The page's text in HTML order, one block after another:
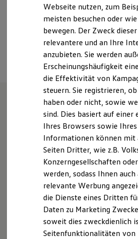
Laden
Laden unterwegs
Laden Zuhause
Ladestationen finden
Ladezeitensimulator
Batterie
Sicherheit
Garantie und
Nachhaltigkeit
Technologie
Kosten und Kauf
Verbrauchskosten
Kaufoptionen
E-Auto-Förderung
Software und Konnektivität
ID. Software
Digitale Extras
Schnittstellen zu
Hybridautos
Marke und Erlebnis
Volkswagen R und R
R-Modelle
Driving Experience
Volkswagen entdecken
Wie
Ihnen
Probefahrt vereinbaren
Webseite nutzen, zum
meisten besuchen oder
bewegen. Der Zweck
relevantere und an Ihre
anzubieten. Sie werden
Erscheinungshäufigkeit
die Effektivität von
steuern. Sie registrieren,
haben oder nicht, sowie
sind. Dies basiert auf
Ihres Browsers sowie
Informationen können mit
Seiten Dritter, wie z.B.
Konzerngesellschaften
werden, sodass Ihnen
relevante Werbung
die Dienste eines Dritten
Daten zu Marketing
soweit dies zweckdienlich
Seitenfunktionalitäten